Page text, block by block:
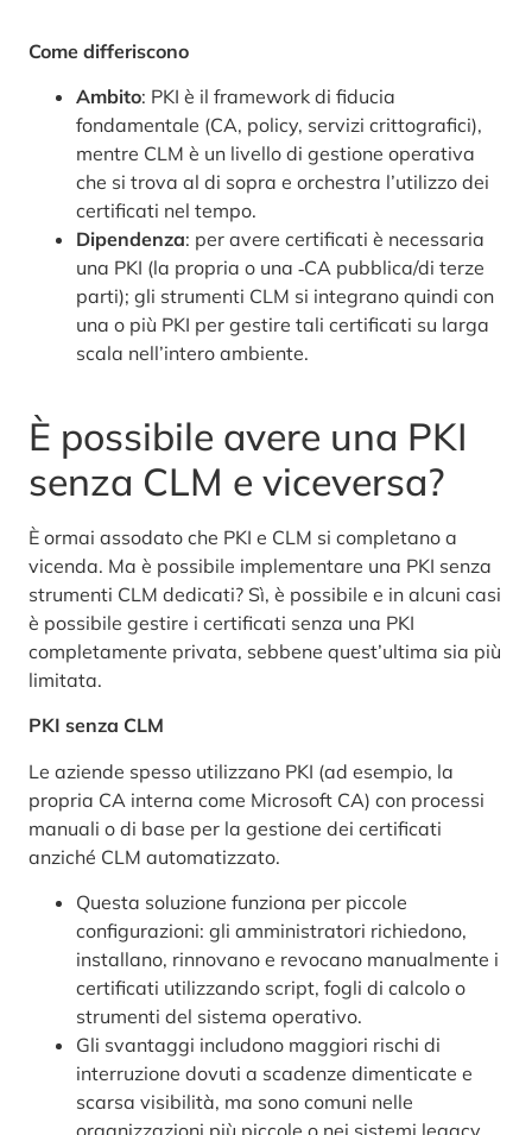
Come differiscono
Ambito: PKI è il framework di fiducia
fondamentale (CA, policy, servizi crittografici),
mentre CLM è un livello di gestione operativa
che si trova al di sopra e orchestra l’utilizzo dei
certificati nel tempo.
Dipendenza: per avere certificati è necessaria
una PKI (la propria o una ‑CA pubblica/di terze
parti); gli strumenti CLM si integrano quindi con
una o più PKI per gestire tali certificati su larga
scala nell’intero ambiente.
È possibile avere una PKI
senza CLM e viceversa?
È ormai assodato che PKI e CLM si completano a
vicenda. Ma è possibile implementare una PKI senza
strumenti CLM dedicati? Sì, è possibile e in alcuni casi
è possibile gestire i certificati senza una PKI
completamente privata, sebbene quest’ultima sia più
limitata.
PKI senza CLM
Le aziende spesso utilizzano PKI (ad esempio, la
propria CA interna come Microsoft CA) con processi
manuali o di base per la gestione dei certificati
anziché CLM automatizzato.
Questa soluzione funziona per piccole
configurazioni: gli amministratori richiedono,
installano, rinnovano e revocano manualmente i
certificati utilizzando script, fogli di calcolo o
strumenti del sistema operativo.
Gli svantaggi includono maggiori rischi di
interruzione dovuti a scadenze dimenticate e
scarsa visibilità, ma sono comuni nelle
organizzazioni più piccole o nei sistemi legacy.